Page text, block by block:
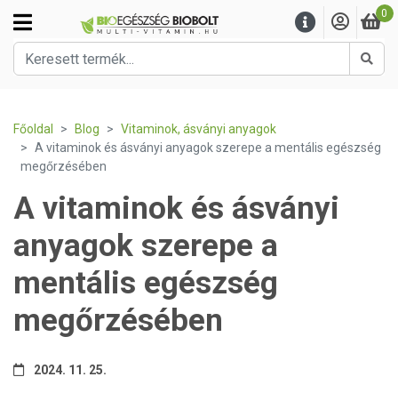
0
Főoldal Blog
Vitaminok, ásványi anyagok
A vitaminok és ásványi anyagok szerepe a mentális egészség
megőrzésében
A vitaminok és ásványi
anyagok szerepe a
mentális egészség
megőrzésében
2024. 11. 25.